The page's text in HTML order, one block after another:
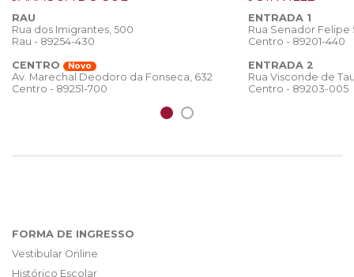
RAU
Rua dos Imigrantes, 500
Rau - 89254-430
CENTRO
Novo
Av. Marechal Deodoro da Fonseca, 632
Centro - 89251-700
ENTRADA 1
Rua Senador
Centro - 89201-440
ENTRADA 2
Rua Visconde de
Centro - 89203-005
FORMA DE INGRESSO
Vestibular Online
Histórico Escolar